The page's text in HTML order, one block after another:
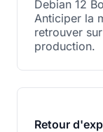
Debian 12
Anticiper la
retrouver
production.
Retour